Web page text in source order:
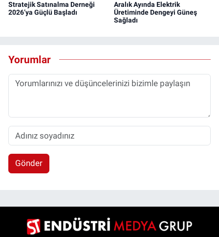
Stratejik Satınalma Derneği
2026’ya Güçlü Başladı
Aralık Ayında Elektrik
Üretiminde Dengeyi Güneş
Sağladı
Yorumlar
Gönder